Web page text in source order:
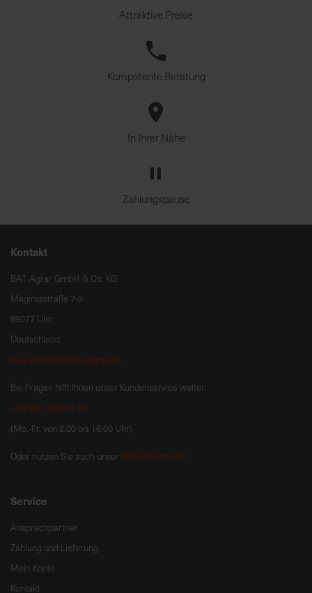
Attraktive Preise
Kompetente Beratung
In Ihrer Nähe
Zahlungspause
Kontakt
BAT Agrar GmbH & Co. KG
Magirusstraße 7-9
89077 Ulm
Deutschland
hug.zentrale@bat-agrar.de
Bei Fragen hilft Ihnen unser Kundenservice weiter:
+49 251 60957 47
(Mo.-Fr. von 8.00 bis 16.00 Uhr)
Oder nutzen Sie auch unser Onlineformular.
Service
Ansprechpartner
Zahlung und Lieferung
Mein Konto
Kontakt